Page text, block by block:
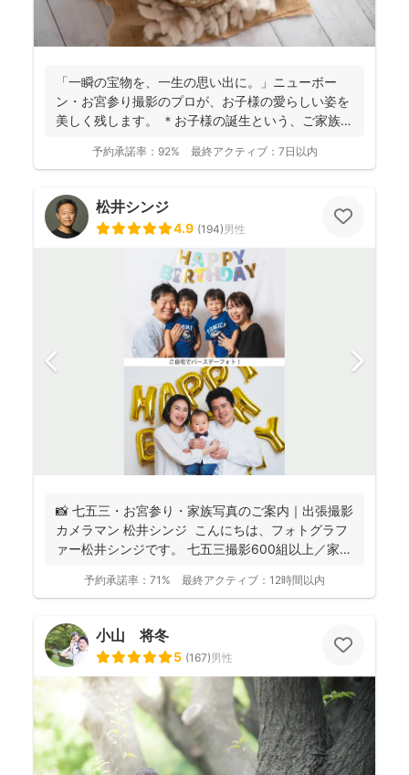
「一瞬の宝物を、一生の思い出に。」ニューボー
ン・お宮参り撮影のプロが、お子様の愛らしい姿を
美しく残します。 ＊お子様の誕生という、ご家族に
予約承諾率： 92% 最終アクティブ： 7日以内
松井シンジ
4.9 (194)男性
📸 七五三・お宮参り・家族写真のご案内｜出張撮影
カメラマン 松井シンジ こんにちは、フォトグラフ
ァー松井シンジです。 七五三撮影600組以上／家
予約承諾率： 71% 最終アクティブ： 12時間以内
小山 将冬
5 (167)男性